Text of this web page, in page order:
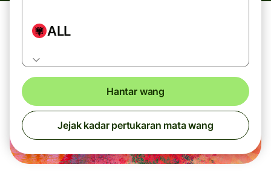
ALL
Hantar wang
Jejak kadar pertukaran mata wang